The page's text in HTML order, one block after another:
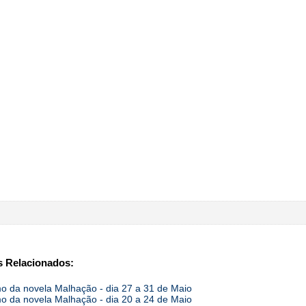
Relacionados:
da novela Malhação - dia 27 a 31 de Maio
da novela Malhação - dia 20 a 24 de Maio